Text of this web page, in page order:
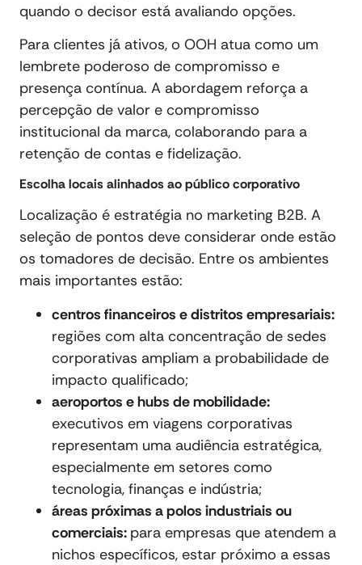
quando o decisor está avaliando opções.
Para clientes já ativos, o OOH atua como um
lembrete poderoso de compromisso e
presença contínua. A abordagem reforça a
percepção de valor e compromisso
institucional da marca, colaborando para a
retenção de contas e fidelização.
Escolha locais alinhados ao público corporativo
Localização é estratégia no marketing B2B. A
seleção de pontos deve considerar onde estão
os tomadores de decisão. Entre os ambientes
mais importantes estão:
centros financeiros e distritos empresariais:
regiões com alta concentração de sedes
corporativas ampliam a probabilidade de
impacto qualificado;
aeroportos e hubs de mobilidade:
executivos em viagens corporativas
representam uma audiência estratégica,
especialmente em setores como
tecnologia, finanças e indústria;
áreas próximas a polos industriais ou
comerciais: para empresas que atendem a
nichos específicos, estar próximo a essas